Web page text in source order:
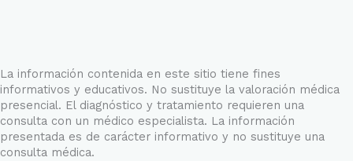
La información contenida en este sitio tiene fines
informativos y educativos. No sustituye la valoración médica
presencial. El diagnóstico y tratamiento requieren una
consulta con un médico especialista. La información
presentada es de carácter informativo y no sustituye una
consulta médica.